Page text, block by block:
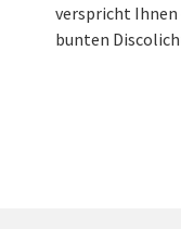
verspricht
bunten